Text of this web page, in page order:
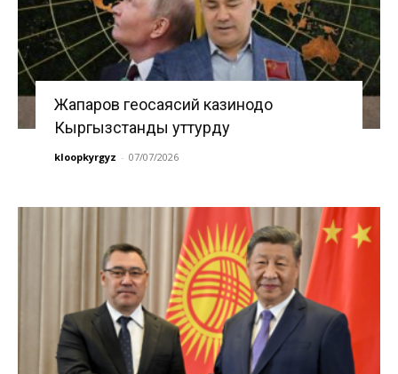
Жапаров геосаясий казинодо
Кыргызстанды уттурду
kloopkyrgyz - 07/07/2026